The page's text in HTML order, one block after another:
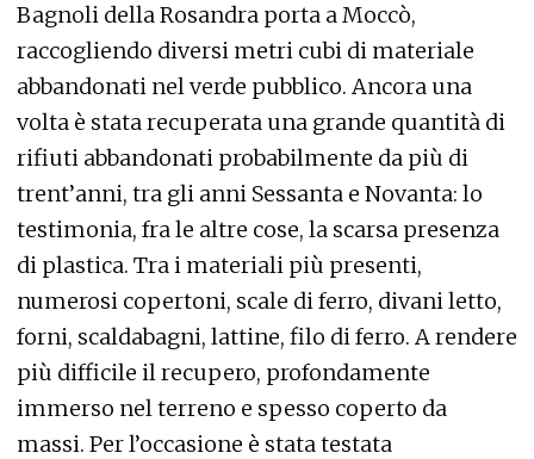
Bagnoli della Rosandra porta a Moccò,
raccogliendo diversi metri cubi di materiale
abbandonati nel verde pubblico. Ancora una
volta è stata recuperata una grande quantità di
rifiuti abbandonati probabilmente da più di
trent’anni, tra gli anni Sessanta e Novanta: lo
testimonia, fra le altre cose, la scarsa presenza
di plastica. Tra i materiali più presenti,
numerosi copertoni, scale di ferro, divani letto,
forni, scaldabagni, lattine, filo di ferro. A rendere
più difficile il recupero, profondamente
immerso nel terreno e spesso coperto da
massi. Per l’occasione è stata testata